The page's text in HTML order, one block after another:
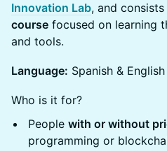
Innovation Lab, and
course focused on learning
and tools.
Language: Spanish & English
Who is it for?
People with or without
programming or